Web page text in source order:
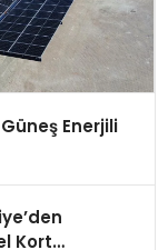
Enerjili
Kort